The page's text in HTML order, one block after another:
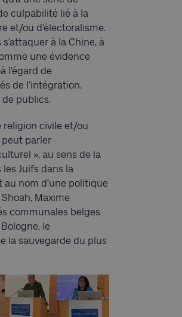
culpabilité lié à la
et/ou d’électoralisme.
à la Chine, à
une évidence
l’égard de
de l’intégration.
de publics.
religion civile et/ou
peut parler
», au sens de la
Juifs dans la
au nom d’une politique
Maxime
communales belges
le
la sauvegarde du plus